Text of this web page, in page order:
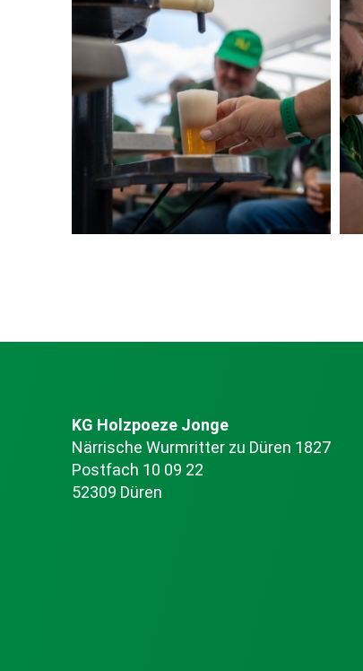
KG Holzpoeze Jonge
Närrische Wurmritter zu Düren 1827
Postfach 10 09 22
52309 Düren